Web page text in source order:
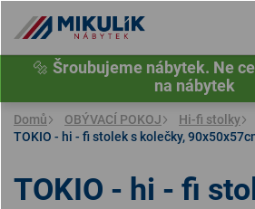
obsah
🔩 Šroubujeme nábytek. Ne
na nábytek
Domů OBÝVACÍ POKOJ
Hi-fi stolky
TOKIO - hi - fi stolek s kolečky,
TOKIO - hi - fi